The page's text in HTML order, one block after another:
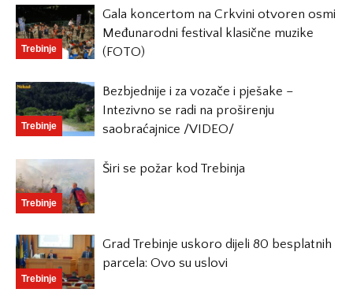
Trebinje
Gala koncertom na Crkvini otvoren osmi
Međunarodni festival klasične muzike
(FOTO)
Trebinje
Bezbjednije i za vozače i pješake –
Intezivno se radi na proširenju
saobraćajnice /VIDEO/
Trebinje
Širi se požar kod Trebinja
Trebinje
Grad Trebinje uskoro dijeli 80 besplatnih
parcela: Ovo su uslovi